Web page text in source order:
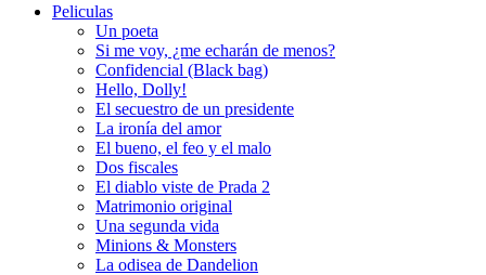
Peliculas
Un poeta
Si me voy, ¿me echarán de menos?
Confidencial (Black bag)
Hello, Dolly!
El secuestro de un presidente
La ironía del amor
El bueno, el feo y el malo
Dos fiscales
El diablo viste de Prada 2
Matrimonio original
Una segunda vida
Minions & Monsters
La odisea de Dandelion